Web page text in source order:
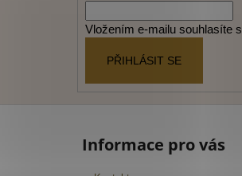
Vložením e-mailu souhlasíte s
PŘIHLÁSIT SE
Informace pro vás